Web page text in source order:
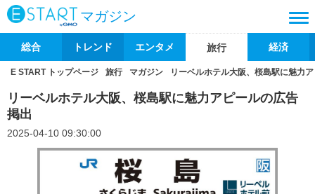
マガジン
総合 トレンド エンタメ 旅行 経済
E START トップページ 旅行 マガジン リーベルホテル大阪、桜島駅に魅力
リーベルホテル大阪、桜島駅に魅力アピールの広告
掲出
2025-04-10 09:30:00